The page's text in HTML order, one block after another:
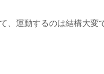
、運動するのは結構大